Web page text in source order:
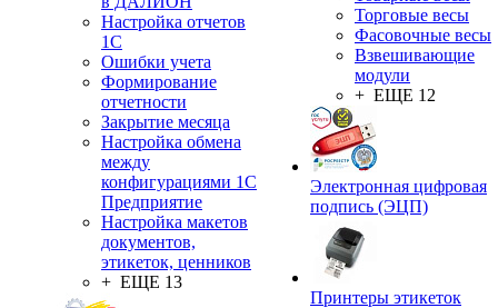
Настройка отчетов
1С
Ошибки учета
Формирование
отчетности
Закрытие месяца
Настройка обмена
между
конфигурациями 1С
Предприятие
Настройка макетов
документов,
этикеток, ценников
+ ЕЩЕ 13
Торговые весы
Фасовочные весы
Взвешивающие
модули
+ ЕЩЕ 12
Электронная цифровая
подпись (ЭЦП)
Принтеры этикеток